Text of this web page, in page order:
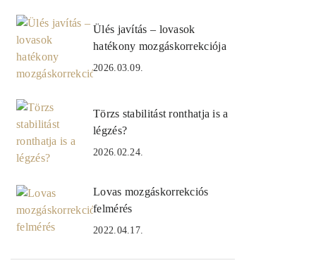
Ülés javítás – lovasok
hatékony mozgáskorrekciója
2026.03.09.
Törzs stabilitást ronthatja is a
légzés?
2026.02.24.
Lovas mozgáskorrekciós
felmérés
2022.04.17.